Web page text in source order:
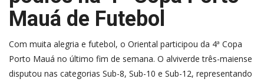
Mauá de Futebol
Com muita alegria e futebol, o Oriental participou da 4ª Copa
Porto Mauá no último fim de semana. O alviverde três-maiense
disputou nas categorias Sub-8, Sub-10 e Sub-12, representando